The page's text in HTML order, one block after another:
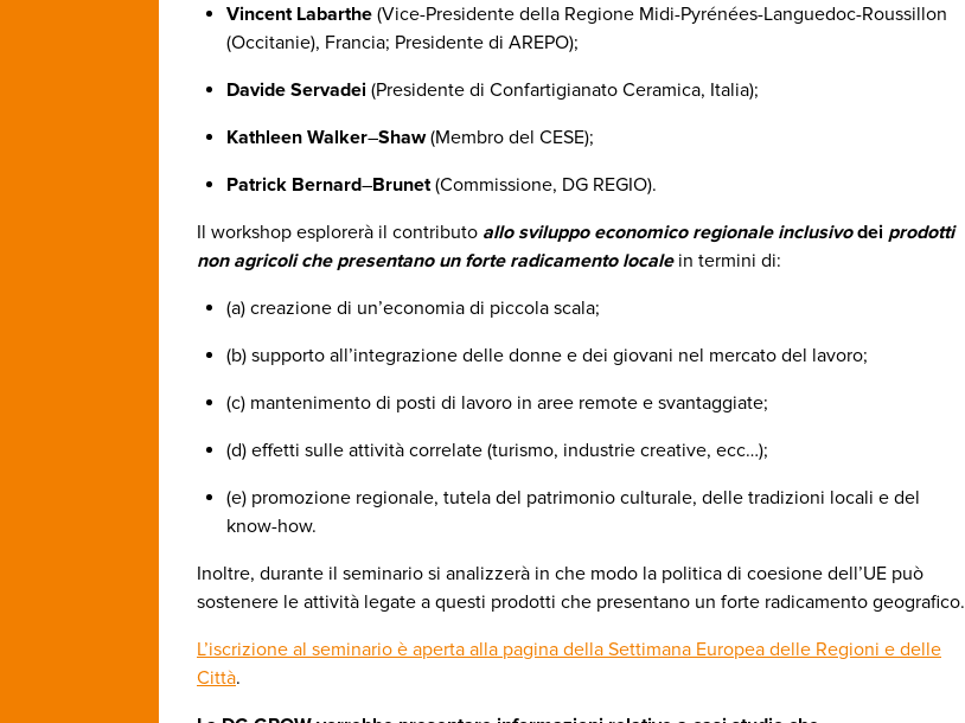
Vincent Labarthe (Vice-Presidente della Regione Midi-Pyrénées-Languedoc-Roussillon
(Occitanie), Francia; Presidente di AREPO);
Davide Servadei (Presidente di Confartigianato Ceramica, Italia);
Kathleen Walker–Shaw(Membro del CESE);
Patrick Bernard–Brunet(Commissione, DG REGIO).
Il workshop esplorerà il contributo allo sviluppo economico regionale inclusivo dei prodotti
non agricoli che presentano un forte radicamento localein termini di:
(a) creazione di un’economia di piccola scala;
(b) supporto all’integrazione delle donne e dei giovani nel mercato del lavoro;
(c) mantenimento di posti di lavoro in aree remote e svantaggiate;
(d) effetti sulle attività correlate (turismo, industrie creative, ecc…);
(e) promozione regionale, tutela del patrimonio culturale, delle tradizioni locali e del
know-how.
Inoltre, durante il seminario si analizzerà in che modo la politica di coesione dell’UE può
sostenere le attività legate a questi prodotti che presentano un forte radicamento geografico.
L’iscrizione al seminario è aperta alla pagina della Settimana Europea delle Regioni e delle
Città.